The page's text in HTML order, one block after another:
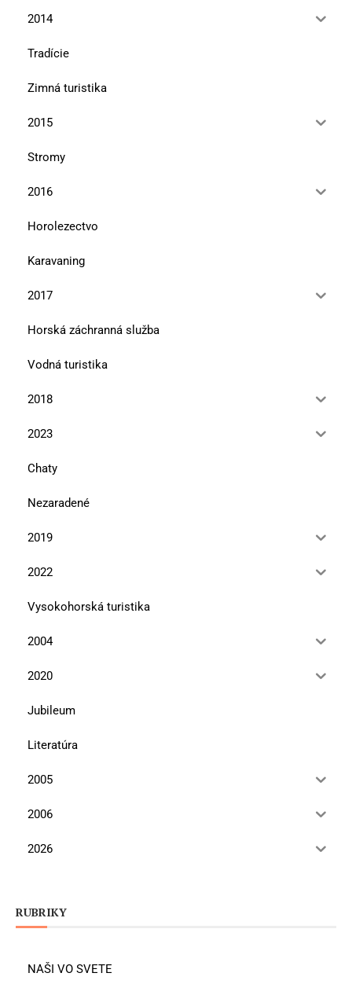
2014
Tradície
Zimná turistika
2015
Stromy
2016
Horolezectvo
Karavaning
2017
Horská záchranná služba
Vodná turistika
2018
2023
Chaty
Nezaradené
2019
2022
Vysokohorská turistika
2004
2020
Jubileum
Literatúra
2005
2006
2026
RUBRIKY
NAŠI VO SVETE